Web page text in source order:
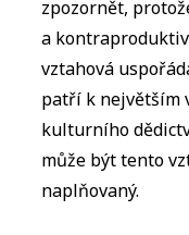
zpozornět,
a
vztahová
patří k největším
kulturního
může být tento
naplňovaný.